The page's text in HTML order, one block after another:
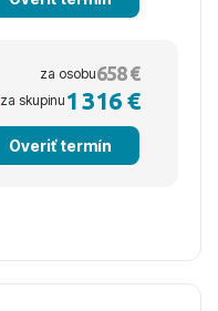
za osobu658 €
za skupinu 1 316 €
Overiť termín